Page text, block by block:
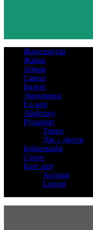
Жаңалықтар
Жаһан
Аймақ
Саясат
Бизнес
Экономика
Ел-жер
Абайтану
Руханият
Тарих
Дін – діңгек
Бейнежазба
Спорт
Блог ашу
Account
Logout